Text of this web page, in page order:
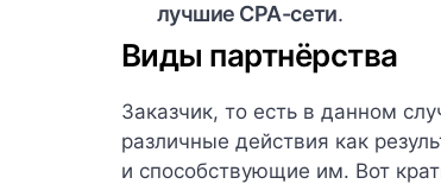
лучшие CPA-сети.
Виды партнёрства
Заказчик, то есть в данном
различные действия как
и способствующие им. Вот